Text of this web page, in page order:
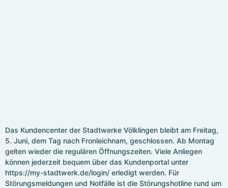
Das Kundencenter der Stadtwerke Völklingen bleibt am Freitag,
5. Juni, dem Tag nach Fronleichnam, geschlossen. Ab Montag
gelten wieder die regulären Öffnungszeiten. Viele Anliegen
können jederzeit bequem über das Kundenportal unter
https://my-stadtwerk.de/login/ erledigt werden. Für
Störungsmeldungen und Notfälle ist die Störungshotline rund um